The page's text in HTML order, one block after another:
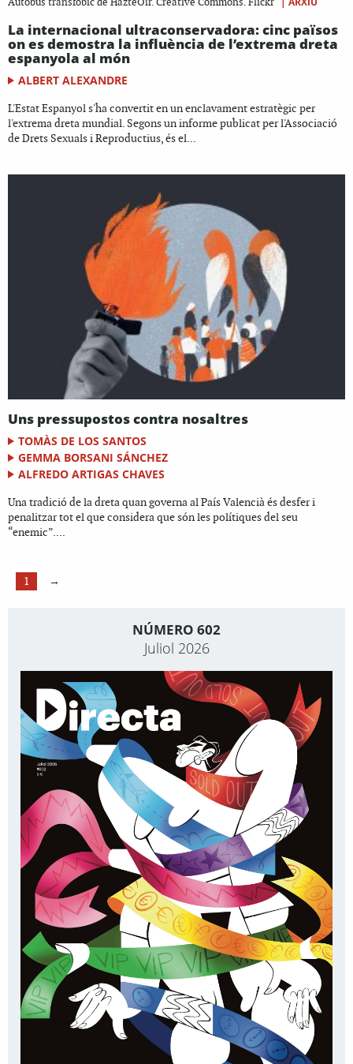
Autobús transfòbic de HazteOir. Creative Commons. Flickr
La internacional ultraconservadora: cinc països
on es demostra la influència de l’extrema dreta
espanyola al món
ALBERT ALEXANDRE
L'Estat Espanyol s'ha convertit en un enclavament estratègic per
l'extrema dreta mundial. Segons un informe publicat per l'Associació
de Drets Sexuals i Reproductius, és el...
Uns pressupostos contra nosaltres
TOMÀS DE LOS SANTOS
GEMMA BORSANI SÁNCHEZ
ALFREDO ARTIGAS CHAVES
Una tradició de la dreta quan governa al País Valencià és desfer i
penalitzar tot el que considera que són les polítiques del seu
“enemic”....
1 →
NÚMERO 602
Juliol 2026